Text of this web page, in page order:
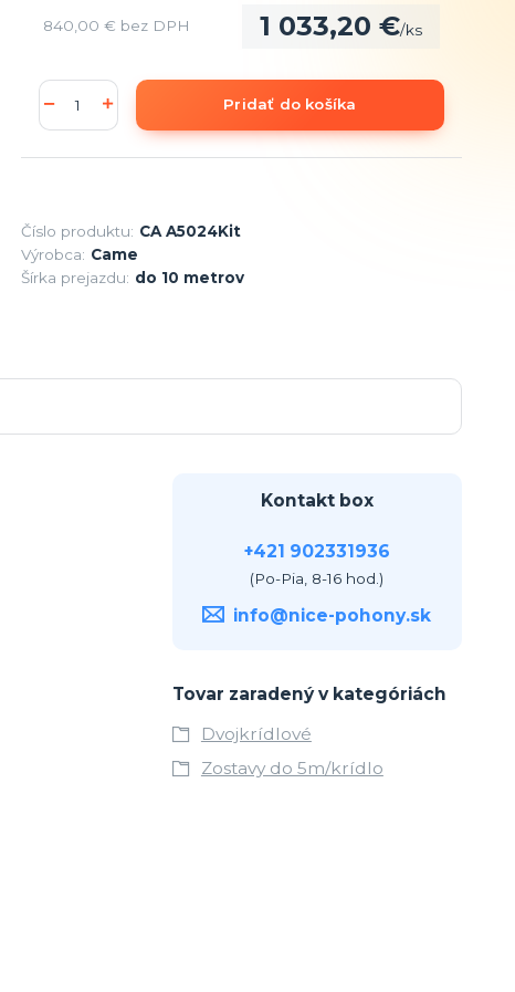
1 033,20 €/ks
840,00 € bez DPH
Pridať do košíka
Číslo produktu: CA A5024Kit
Výrobca: Came
Šírka prejazdu: do 10 metrov
Kontakt box
+421 902331936
(Po-Pia, 8-16 hod.)
info@nice-pohony.sk
Tovar zaradený v kategóriách
Dvojkrídlové
Zostavy do 5m/krídlo